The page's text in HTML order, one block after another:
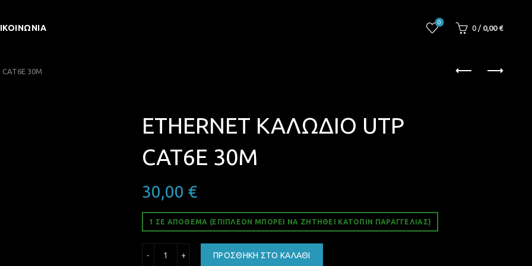
0
0 / 0,00 €
30M
ETHERNET ΚΑΛΩΔΙΟ UTP
CAT6E 30M
30,00 €
1 ΣΕ ΑΠΌΘΕΜΑ (ΕΠΙΠΛΈΟΝ ΜΠΟΡΕΊ ΝΑ ΖΗΤΗΘΕΊ ΚΑΤΌΠΙΝ ΠΑΡΑΓΓΕΛΊΑΣ)
ΠΡΟΣΘΉΚΗ ΣΤΟ ΚΑΛΆΘΙ